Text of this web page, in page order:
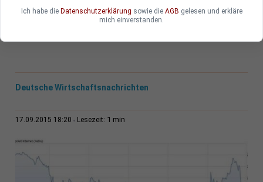
2,6 Milliarden Euro bewertet. Zuvor hatte sich das
Unternehmen 75 Millionen Euro an frischem Geld
Deutsche Wirtschaftsnachrichten
17.09.2015 18:20 Lesezeit: 1 min
Ich habe die Datenschutzerklärung sowie die AGB gelesen und erkläre
mich einverstanden.